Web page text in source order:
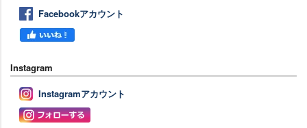
Facebookアカウント
Instagram
Instagramアカウント